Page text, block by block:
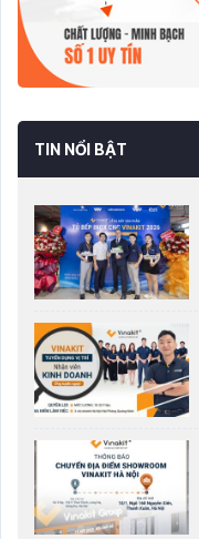
TIN NỔI BẬT